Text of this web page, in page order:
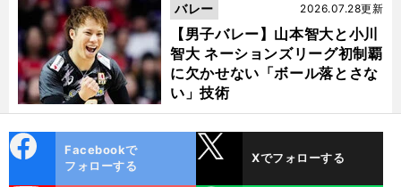
【男子バレー】山本智大と小川
智大 ネーションズリーグ初制覇
に欠かせない「ボール落とさな
い」技術
2026.07.28更新
バレー
ok
Facebookで
フォローする
Xでフォローする